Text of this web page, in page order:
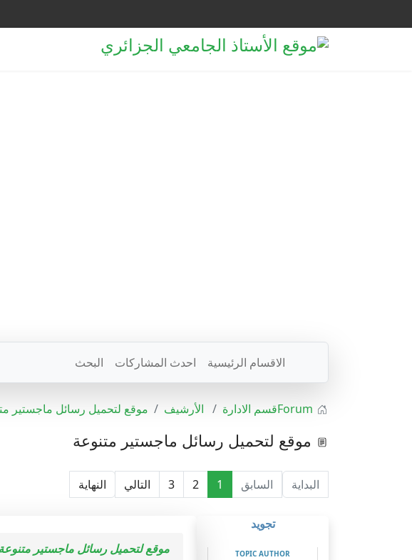
الاقسام الرئيسية احدث المشاركات البحث
Forumقسم الادارة الأرشيف موقع لتحميل رسائل ماجستير
موقع لتحميل رسائل ماجستير متنوعة
البداية السابق 1
2
3 التالي النهاية
تجويد
TOPIC AUTHOR موقع لتحميل رسائل ماجستير